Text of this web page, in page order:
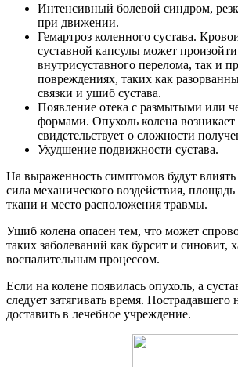
Интенсивный болевой синдром,
при движении.
Гемартроз коленного сустава.
суставной капсулы может произойти
внутрисуставного перелома, так и
повреждениях, таких как
связки и ушиб сустава.
Появление отека с размытыми или
формами. Опухоль колена возникает
свидетельствует о сложности
Ухудшение подвижности сустава.
На выраженность симптомов будут
сила механического воздействия,
ткани и место расположения травмы.
Ушиб колена опасен тем, что может
таких заболеваний как бурсит и синовит,
воспалительным процессом.
Если на колене появилась опухоль, а
следует затягивать время. Пострадавшего
доставить в лечебное учреждение.